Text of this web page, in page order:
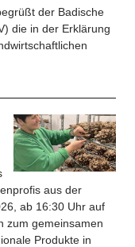
der Badische
die in der Erklärung
aus der
ab 16:30 Uhr auf
zum gemeinsamen
Produkte in